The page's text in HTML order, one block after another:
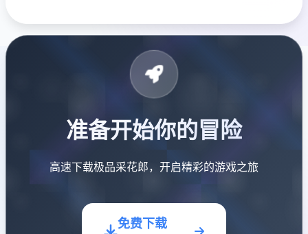
准备开始你的冒险
高速下载极品采花郎，开启精彩的游戏之旅
免费下载